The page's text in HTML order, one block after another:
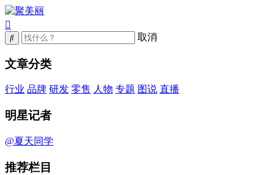
取消
文章分类
行业 品牌 研发 零售 人物 专题 图说 直播
明星记者
@夏天同学
推荐栏目